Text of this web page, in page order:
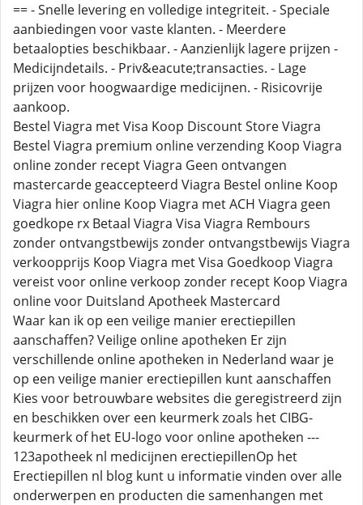
== - Snelle levering en volledige integriteit. - Speciale
aanbiedingen voor vaste klanten. - Meerdere
betaalopties beschikbaar. - Aanzienlijk lagere prijzen -
Medicijndetails. - Priv&eacute;transacties. - Lage
prijzen voor hoogwaardige medicijnen. - Risicovrije
aankoop.
Bestel Viagra met Visa Koop Discount Store Viagra
Bestel Viagra premium online verzending Koop Viagra
online zonder recept Viagra Geen ontvangen
mastercarde geaccepteerd Viagra Bestel online Koop
Viagra hier online Koop Viagra met ACH Viagra geen
goedkope rx Betaal Viagra Visa Viagra Rembours
zonder ontvangstbewijs zonder ontvangstbewijs Viagra
verkoopprijs Koop Viagra met Visa Goedkoop Viagra
vereist voor online verkoop zonder recept Koop Viagra
online voor Duitsland Apotheek Mastercard
Waar kan ik op een veilige manier erectiepillen
aanschaffen? Veilige online apotheken Er zijn
verschillende online apotheken in Nederland waar je
op een veilige manier erectiepillen kunt aanschaffen
Kies voor betrouwbare websites die geregistreerd zijn
en beschikken over een keurmerk zoals het CIBG-
keurmerk of het EU-logo voor online apotheken ---
123apotheek nl medicijnen erectiepillenOp het
Erectiepillen nl blog kunt u informatie vinden over alle
onderwerpen en producten die samenhangen met